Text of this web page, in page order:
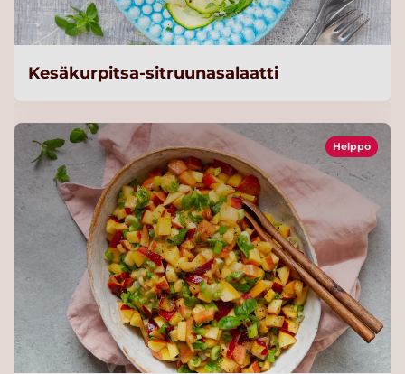
Kesäkurpitsa-sitruunasalaatti
Helppo